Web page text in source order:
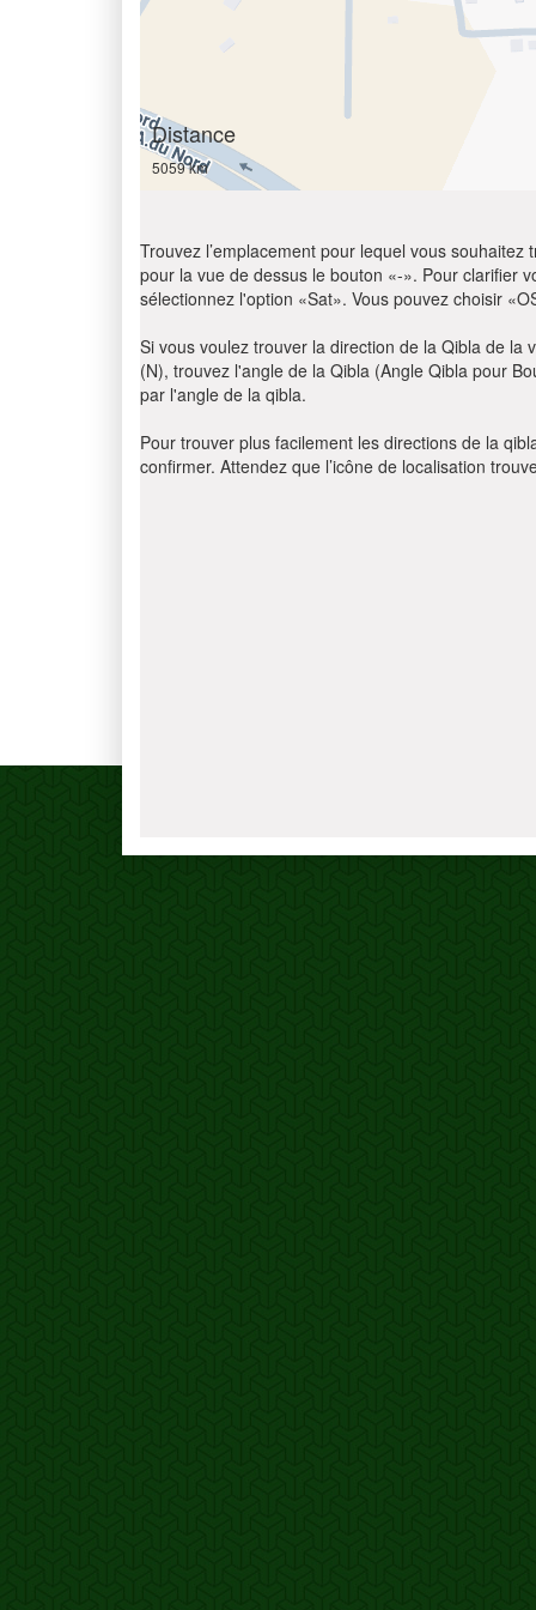
Distance
5059 km
Trouvez l’emplacement pour lequel vous
pour la vue de dessus le bouton «-». Pour clarifier
sélectionnez l'option «Sat». Vous pouvez choisir
Si vous voulez trouver la direction de la Qibla de la
(N), trouvez l'angle de la Qibla (Angle Qibla pour
par l'angle de la qibla.
Pour trouver plus facilement les directions de la
confirmer. Attendez que l’icône de localisation